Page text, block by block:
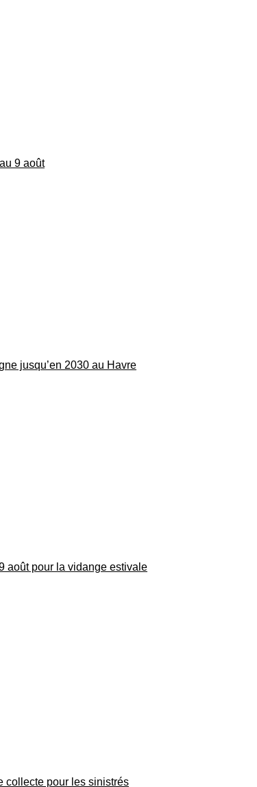
9 août
jusqu’en 2030 au Havre
août pour la vidange estivale
collecte pour les sinistrés